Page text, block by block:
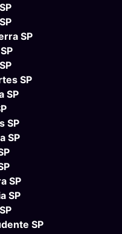
SP
SP
SP
SP
SP
SP
SP
SP